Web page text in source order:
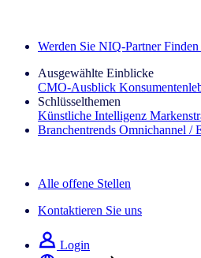
Werden Sie NIQ-Partner Finden
Ausgewählte Einblicke
CMO‑Ausblick
Schlüsselthemen
Künstliche Intelligenz
Branchentrends Omnichannel /
Alle offene Stellen
Kontaktieren Sie uns
Login